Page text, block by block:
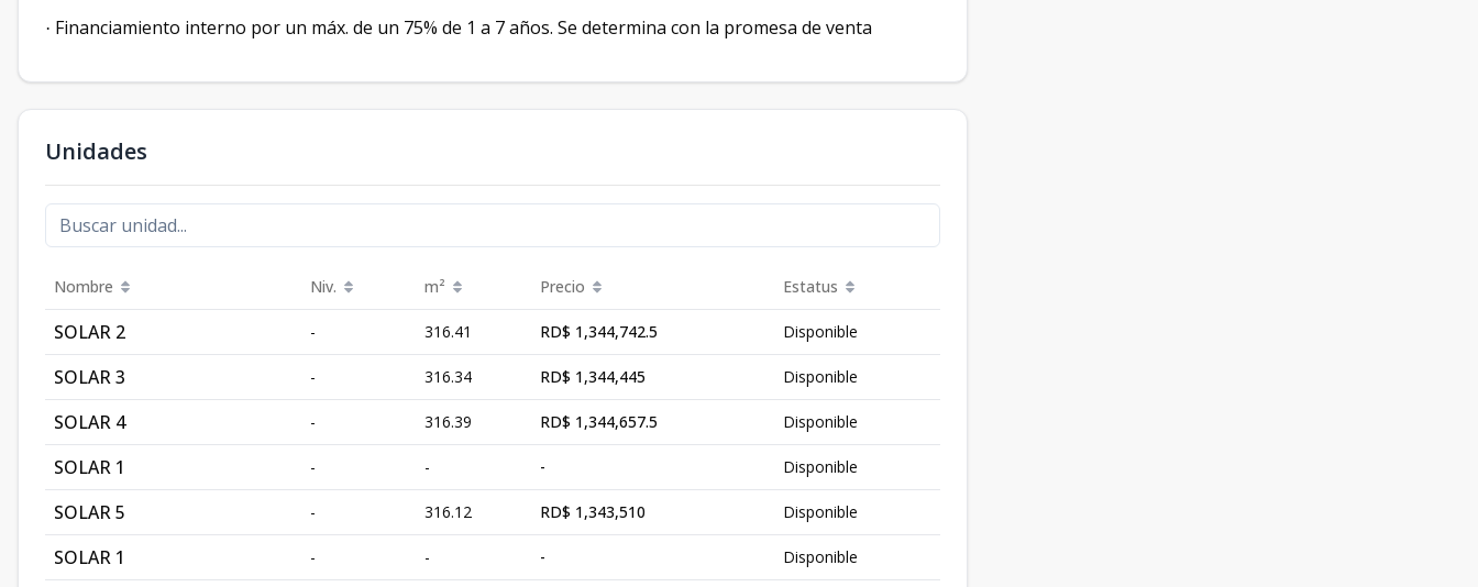
· Financiamiento interno por un máx. de un 75% de 1 a 7 años. Se determina con la promesa de venta
Unidades
Nombre Niv. m² Precio Estatus
SOLAR 2 - 316.41 RD$ 1,344,742.5 Disponible
SOLAR 3 - 316.34 RD$ 1,344,445 Disponible
SOLAR 4 - 316.39 RD$ 1,344,657.5 Disponible
SOLAR 1 - - - Disponible
SOLAR 5 - 316.12 RD$ 1,343,510 Disponible
SOLAR 1 - - - Disponible